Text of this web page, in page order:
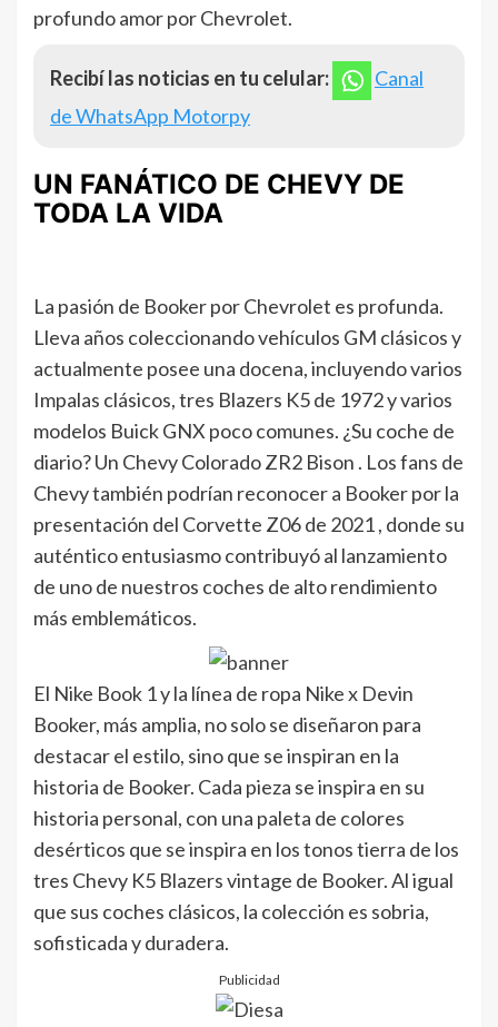
profundo amor por Chevrolet.
Recibí las noticias en tu celular:
Canal
de WhatsApp Motorpy
UN FANÁTICO DE CHEVY DE
TODA LA VIDA
La pasión de Booker por Chevrolet es profunda.
Lleva años coleccionando vehículos GM clásicos y
actualmente posee una docena, incluyendo varios
Impalas clásicos, tres Blazers K5 de 1972 y varios
modelos Buick GNX poco comunes. ¿Su coche de
diario? Un Chevy Colorado ZR2 Bison . Los fans de
Chevy también podrían reconocer a Booker por la
presentación del Corvette Z06 de 2021 , donde su
auténtico entusiasmo contribuyó al lanzamiento
de uno de nuestros coches de alto rendimiento
más emblemáticos.
El Nike Book 1 y la línea de ropa Nike x Devin
Booker, más amplia, no solo se diseñaron para
destacar el estilo, sino que se inspiran en la
historia de Booker. Cada pieza se inspira en su
historia personal, con una paleta de colores
desérticos que se inspira en los tonos tierra de los
tres Chevy K5 Blazers vintage de Booker. Al igual
que sus coches clásicos, la colección es sobria,
sofisticada y duradera.
Publicidad